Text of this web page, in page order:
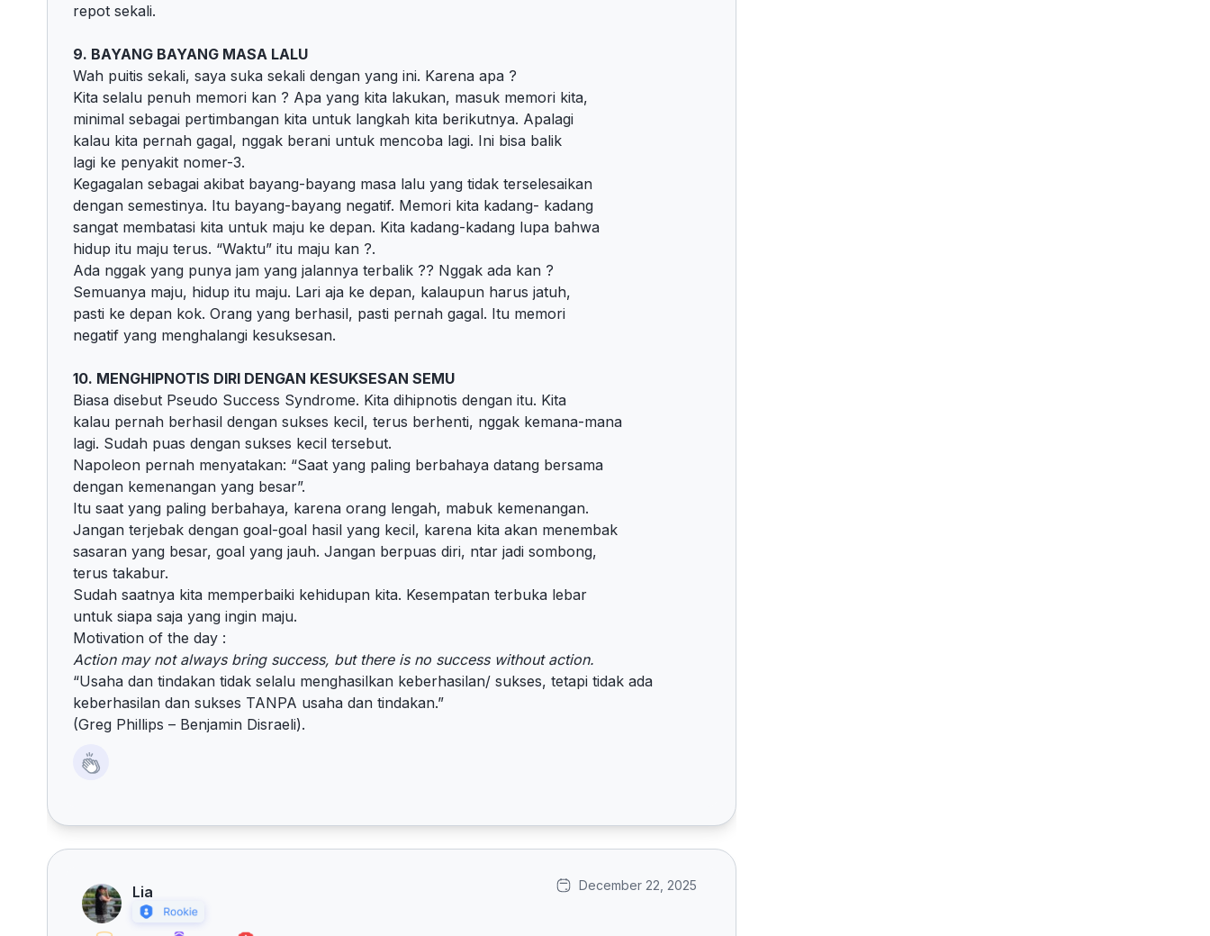
repot sekali.
9. BAYANG BAYANG MASA LALU
Wah puitis sekali, saya suka sekali dengan yang ini. Karena apa ?
Kita selalu penuh memori kan ? Apa yang kita lakukan, masuk memori kita,
minimal sebagai pertimbangan kita untuk langkah kita berikutnya. Apalagi
kalau kita pernah gagal, nggak berani untuk mencoba lagi. Ini bisa balik
lagi ke penyakit nomer-3.
Kegagalan sebagai akibat bayang-bayang masa lalu yang tidak terselesaikan
dengan semestinya. Itu bayang-bayang negatif. Memori kita kadang- kadang
sangat membatasi kita untuk maju ke depan. Kita kadang-kadang lupa bahwa
hidup itu maju terus. “Waktu” itu maju kan ?.
Ada nggak yang punya jam yang jalannya terbalik ?? Nggak ada kan ?
Semuanya maju, hidup itu maju. Lari aja ke depan, kalaupun harus jatuh,
pasti ke depan kok. Orang yang berhasil, pasti pernah gagal. Itu memori
negatif yang menghalangi kesuksesan.
10. MENGHIPNOTIS DIRI DENGAN KESUKSESAN SEMU
Biasa disebut Pseudo Success Syndrome. Kita dihipnotis dengan itu. Kita
kalau pernah berhasil dengan sukses kecil, terus berhenti, nggak kemana-mana
lagi. Sudah puas dengan sukses kecil tersebut.
Napoleon pernah menyatakan: “Saat yang paling berbahaya datang bersama
dengan kemenangan yang besar”.
Itu saat yang paling berbahaya, karena orang lengah, mabuk kemenangan.
Jangan terjebak dengan goal-goal hasil yang kecil, karena kita akan menembak
sasaran yang besar, goal yang jauh. Jangan berpuas diri, ntar jadi sombong,
terus takabur.
Sudah saatnya kita memperbaiki kehidupan kita. Kesempatan terbuka lebar
untuk siapa saja yang ingin maju.
Motivation of the day :
Action may not always bring success, but there is no success without action.
“Usaha dan tindakan tidak selalu menghasilkan keberhasilan/ sukses, tetapi tidak ada
keberhasilan dan sukses TANPA usaha dan tindakan.”
(Greg Phillips – Benjamin Disraeli).
Lia December 22, 2025